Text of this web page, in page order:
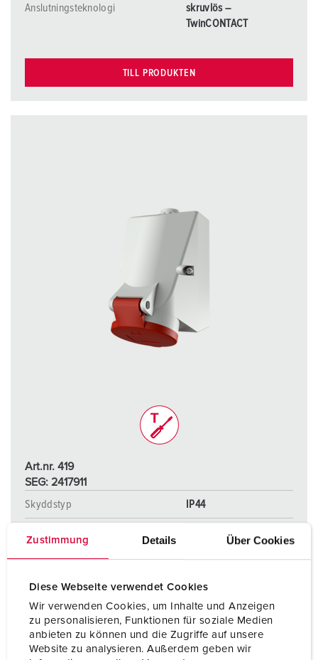
Zustimmung Details Über Cookies
Diese Webseite verwendet Cookies
Wir verwenden Cookies, um Inhalte und Anzeigen
zu personalisieren, Funktionen für soziale Medien
anbieten zu können und die Zugriffe auf unsere
Website zu analysieren. Außerdem geben wir
Anslutningsteknologi
skruvlös –
TwinCONTACT
TILL PRODUKTEN
Art.nr. 419
SEG: 2417911
Skyddstyp
IP44
Poler 5 p
Volt 400 V
Anslutningsteknologi
skruvlös –
TwinCONTACT